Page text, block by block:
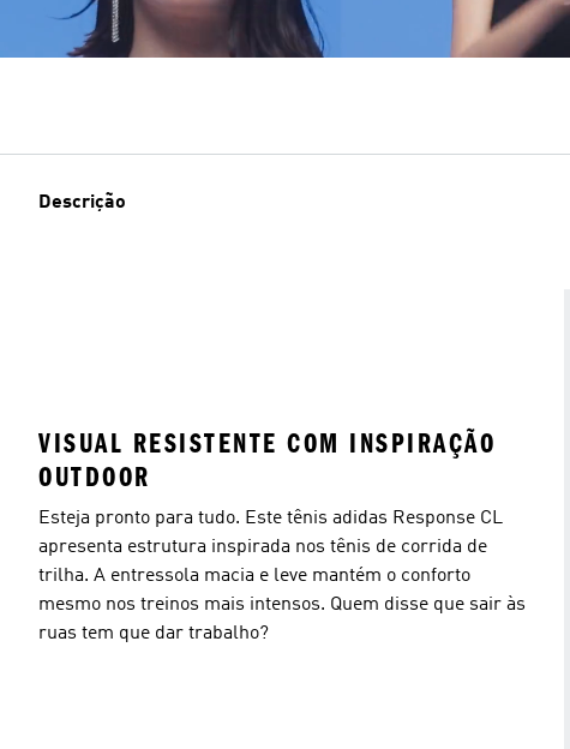
Descrição
VISUAL RESISTENTE COM INSPIRAÇÃO
OUTDOOR
Esteja pronto para tudo. Este tênis adidas Response CL
apresenta estrutura inspirada nos tênis de corrida de
trilha. A entressola macia e leve mantém o conforto
mesmo nos treinos mais intensos. Quem disse que sair às
ruas tem que dar trabalho?